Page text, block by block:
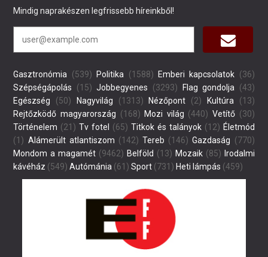
Mindig naprakészen legfrissebb híreinkből!
Gasztronómia (539) Politika (1588) Emberi kapcsolatok (36)
Szépségápolás (15) Jobbegyenes (3293) Flag gondolja (43)
Egészség (50) Nagyvilág (1313) Nézőpont (2) Kultúra(13)
Rejtőzködő magyarország (168) Mozi világ (440) Vetítő (30)
Történelem (21) Tv fotel (65) Titkok és talányok(12) Életmód
(1) Alámerült atlantiszom (142) Tereb (146) Gazdaság (770)
Mondom a magamét (9462) Belföld (13) Mozaik(85) Irodalmi
kávéház (549) Autómánia (61) Sport (731) Heti lámpás (459)